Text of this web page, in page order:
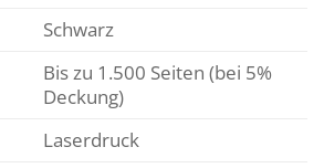
Schwarz
Bis zu 1.500 Seiten (bei 5%
Deckung)
Laserdruck